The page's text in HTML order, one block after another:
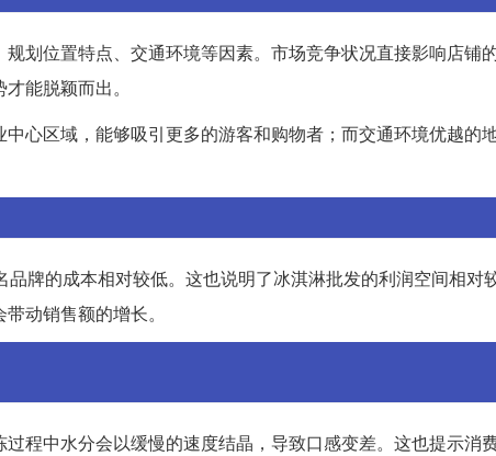
划位置特点、交通环境等因素。市场竞争状况直接影响店铺
能脱颖而出。
心区域，能够吸引更多的游客和购物者；而交通环境优越的
牌的成本相对较低。这也说明了冰淇淋批发的利润空间相对
动销售额的增长。
程中水分会以缓慢的速度结晶，导致口感变差。这也提示消